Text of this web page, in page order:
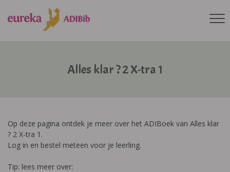
Alles klar ? 2 X-tra 1
Op deze pagina ontdek je meer over het ADIBoek van Alles klar
? 2 X-tra 1.
Log in en bestel meteen voor je leerling.
Tip: lees meer over: